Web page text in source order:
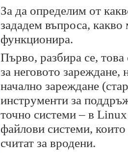
За да определим от
зададем въпроса,
функционира.
Първо, разбира се,
за неговото зареждане,
начално зареждане
инструменти за
точно системи – в
файлови системи,
считат за вродени.